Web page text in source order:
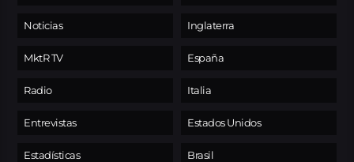
Noticias
MktR TV
Radio
Entrevistas
Estadísticas
Inglaterra
España
Italia
Estados Unidos
Brasil